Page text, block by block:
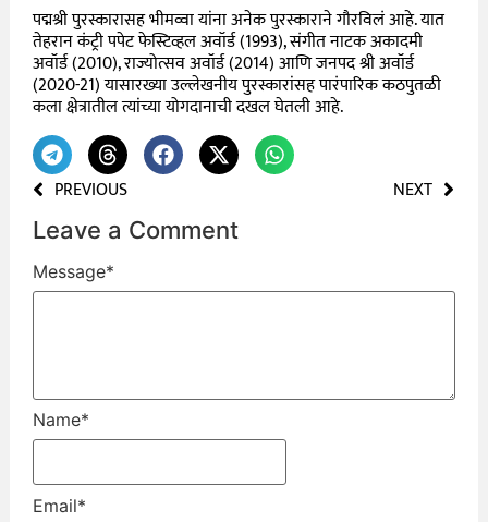
पद्मश्री पुरस्कारासह भीमव्वा यांना अनेक पुरस्काराने गौरविलं आहे. यात
तेहरान कंट्री पपेट फेस्टिव्हल अवॉर्ड (1993), संगीत नाटक अकादमी
अवॉर्ड (2010), राज्योत्सव अवॉर्ड (2014) आणि जनपद श्री अवॉर्ड
(2020-21) यासारख्या उल्लेखनीय पुरस्कारांसह पारंपारिक कठपुतळी
कला क्षेत्रातील त्यांच्या योगदानाची दखल घेतली आहे.
PREVIOUS NEXT
Leave a Comment
Message*
Name*
Email*